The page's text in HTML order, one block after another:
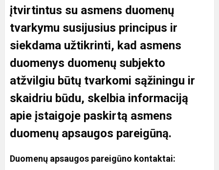
įtvirtintus su asmens duomenų
tvarkymu susijusius principus ir
siekdama užtikrinti, kad asmens
duomenys duomenų subjekto
atžvilgiu būtų tvarkomi sąžiningu ir
skaidriu būdu, skelbia informaciją
apie įstaigoje paskirtą asmens
duomenų apsaugos pareigūną.
Duomenų apsaugos pareigūno kontaktai: